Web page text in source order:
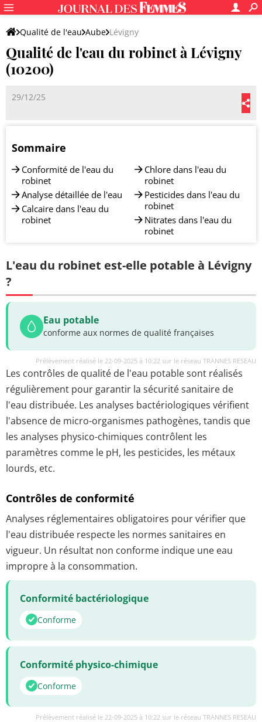
Qualité de l'eau Aube Lévigny
Qualité de l'eau du robinet à Lévigny
(10200)
29/12/25
Sommaire
Conformité de l'eau du
robinet
Analyse détaillée de l'eau
Calcaire dans l'eau du
robinet
Chlore dans l'eau du
robinet
Pesticides dans l'eau du
robinet
Nitrates dans l'eau du
robinet
L'eau du robinet est-elle potable à Lévigny
?
Eau potable
conforme aux normes de qualité françaises
Prélèvement réalisé le 22-09-2025 à 10:22 sur le réseau TRANNES RESEAU
Les contrôles de qualité de l'eau potable sont réalisés
régulièrement pour garantir la sécurité sanitaire de
l'eau distribuée. Les analyses bactériologiques vérifient
l'absence de micro-organismes pathogènes, tandis que
les analyses physico-chimiques contrôlent les
paramètres comme le pH, les pesticides, les métaux
lourds, etc.
Contrôles de conformité
Analyses réglementaires obligatoires pour vérifier que
l'eau distribuée respecte les normes sanitaires en
vigueur. Un résultat non conforme indique une eau
impropre à la consommation.
Conformité bactériologique
Conforme
Conformité physico-chimique
Conforme
Prélèvement réalisé le 22-09-2025 à 10:22 sur le réseau TRANNES RESEAU